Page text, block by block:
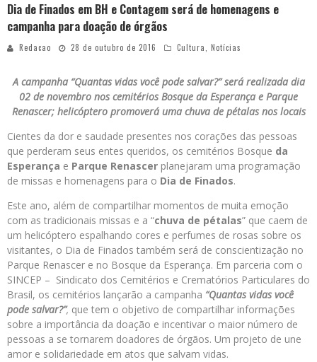
Dia de Finados em BH e Contagem será de homenagens e
campanha para doação de órgãos
Redacao 28 de outubro de 2016 Cultura, Notícias
A campanha “Quantas vidas você pode salvar?” será realizada dia
02 de novembro nos cemitérios Bosque da Esperança e Parque
Renascer; helicóptero promoverá uma chuva de pétalas nos locais
Cientes da dor e saudade presentes nos corações das pessoas
que perderam seus entes queridos, os cemitérios Bosque da
Esperança e Parque Renascer planejaram uma programação
de missas e homenagens para o Dia de Finados.
Este ano, além de compartilhar momentos de muita emoção
com as tradicionais missas e a “chuva de pétalas” que caem de
um helicóptero espalhando cores e perfumes de rosas sobre os
visitantes, o Dia de Finados também será de conscientização no
Parque Renascer e no Bosque da Esperança. Em parceria com o
SINCEP – Sindicato dos Cemitérios e Crematórios Particulares do
Brasil, os cemitérios lançarão a campanha “Quantas vidas você
pode salvar?”, que tem o objetivo de compartilhar informações
sobre a importância da doação e incentivar o maior número de
pessoas a se tornarem doadores de órgãos. Um projeto de une
amor e solidariedade em atos que salvam vidas.